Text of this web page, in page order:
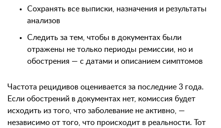
Сохранять все выписки, назначения и результаты
анализов
Следить за тем, чтобы в документах были
отражены не только периоды ремиссии, но и
обострения — с датами и описанием симптомов
Частота рецидивов оценивается за последние 3 года.
Если обострений в документах нет, комиссия будет
исходить из того, что заболевание не активно, —
независимо от того, что происходит в реальности. Тот